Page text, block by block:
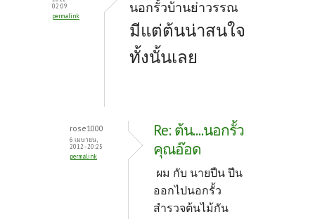
02:09
permalink
นอกรั้วบ้านย่าวรรณ
มีแต่ต้นน่าสนใจ
ทั้งนั้นเลย
rose1000
6 เมษายน,
2012 - 20:25
permalink
Re: ต้น....นอกรั้ว
คุณอ๊อด
ผม กับ นายปืน ปีน
ออกไปนอกรั้ว
สำรวจต้นไม้กัน